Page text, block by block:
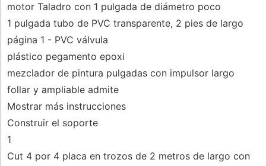
motor Taladro con 1 pulgada de diámetro poco
1 pulgada tubo de PVC transparente, 2 pies de largo
página 1 - PVC válvula
plástico pegamento epoxi
mezclador de pintura pulgadas con impulsor largo
follar y ampliable admite
Mostrar más instrucciones
Construir el soporte
1
Cut 4 por 4 placa en trozos de 2 metros de largo con